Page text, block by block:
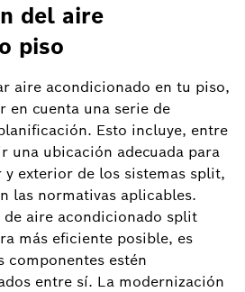
del aire
piso
aire acondicionado en tu piso,
en cuenta una serie de
Esto incluye, entre
una ubicación adecuada para
exterior de los sistemas split,
las normativas aplicables.
de aire acondicionado split
más eficiente posible, es
componentes estén
entre sí. La modernización